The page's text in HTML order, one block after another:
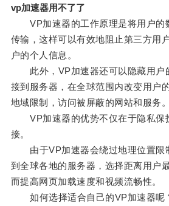
vp加速器用不了了
VP加速器的工作原理是将用户的
传输，这样可以有效地阻止第三方用
户的个人信息。
此外，VP加速器还可以隐藏用户
接到服务器，在全球范围内改变用户
地域限制，访问被屏蔽的网站和服务。
VP加速器的优势不仅在于隐私保
接。
由于VP加速器会绕过地理位置限
到全球各地的服务器，选择距离用户
而提高网页加载速度和视频流畅性。
如何选择适合自己的VP加速器呢